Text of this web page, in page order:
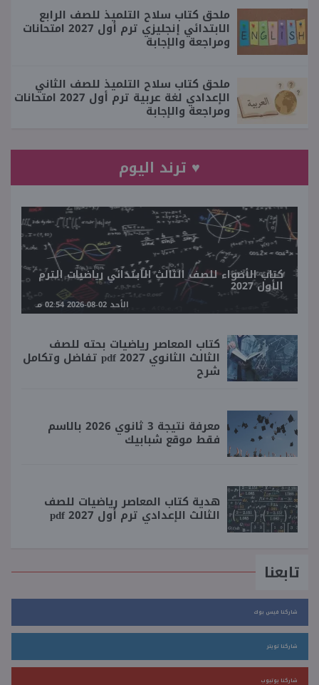
ملحق كتاب سلاح التلميذ للصف الرابع
الابتدائي إنجليزي ترم أول 2027 امتحانات
ومراجعة والإجابة
ملحق كتاب سلاح التلميذ للصف الثاني
الإعدادي لغة عربية ترم أول 2027 امتحانات
ومراجعة والإجابة
♥ ترند اليوم
كتاب الأضواء للصف الثالث الابتدائي رياضيات الترم
الأول 2027
الأحد 02-08-2026 02:54 مـ
كتاب المعاصر رياضيات بحته للصف
الثالث الثانوي 2027 pdf تفاضل وتكامل
شرح
معرفة نتيجة 3 ثانوي 2026 بالاسم
فقط موقع شبابيك
هدية كتاب المعاصر رياضيات للصف
الثالث الإعدادي ترم أول 2027 pdf
تابعنا
شاركنا فيس بوك
شاركنا تويتر
شاركنا يوتيوب